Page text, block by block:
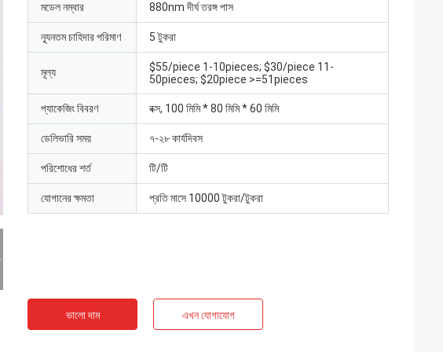
মডেল নম্বার 880nm দীর্ঘ তরঙ্গ পাস
ন্যূনতম চাহিদার পরিমাণ 5 টুকরা
মূল্য
$55/piece 1-10pieces; $30/piece 11-
50pieces; $20piece >=51pieces
প্যাকেজিং বিবরণ বক্স, 100 মিমি * 80 মিমি * 60 মিমি
ডেলিভারি সময় ৭-২৮ কার্যদিবস
পরিশোধের শর্ত টি/টি
যোগানের ক্ষমতা প্রতি মাসে 10000 টুকরা/টুকরা
ভালো দাম এখন যোগাযোগ